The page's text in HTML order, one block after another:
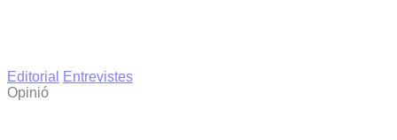
Editorial
Entrevistes
Opinió